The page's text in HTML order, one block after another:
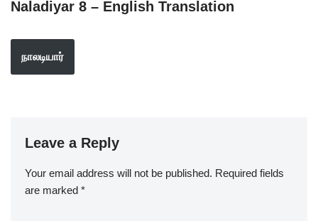
Naladiyar 8 – English Translation
நாலடியார்
Leave a Reply
Your email address will not be published. Required fields
are marked *